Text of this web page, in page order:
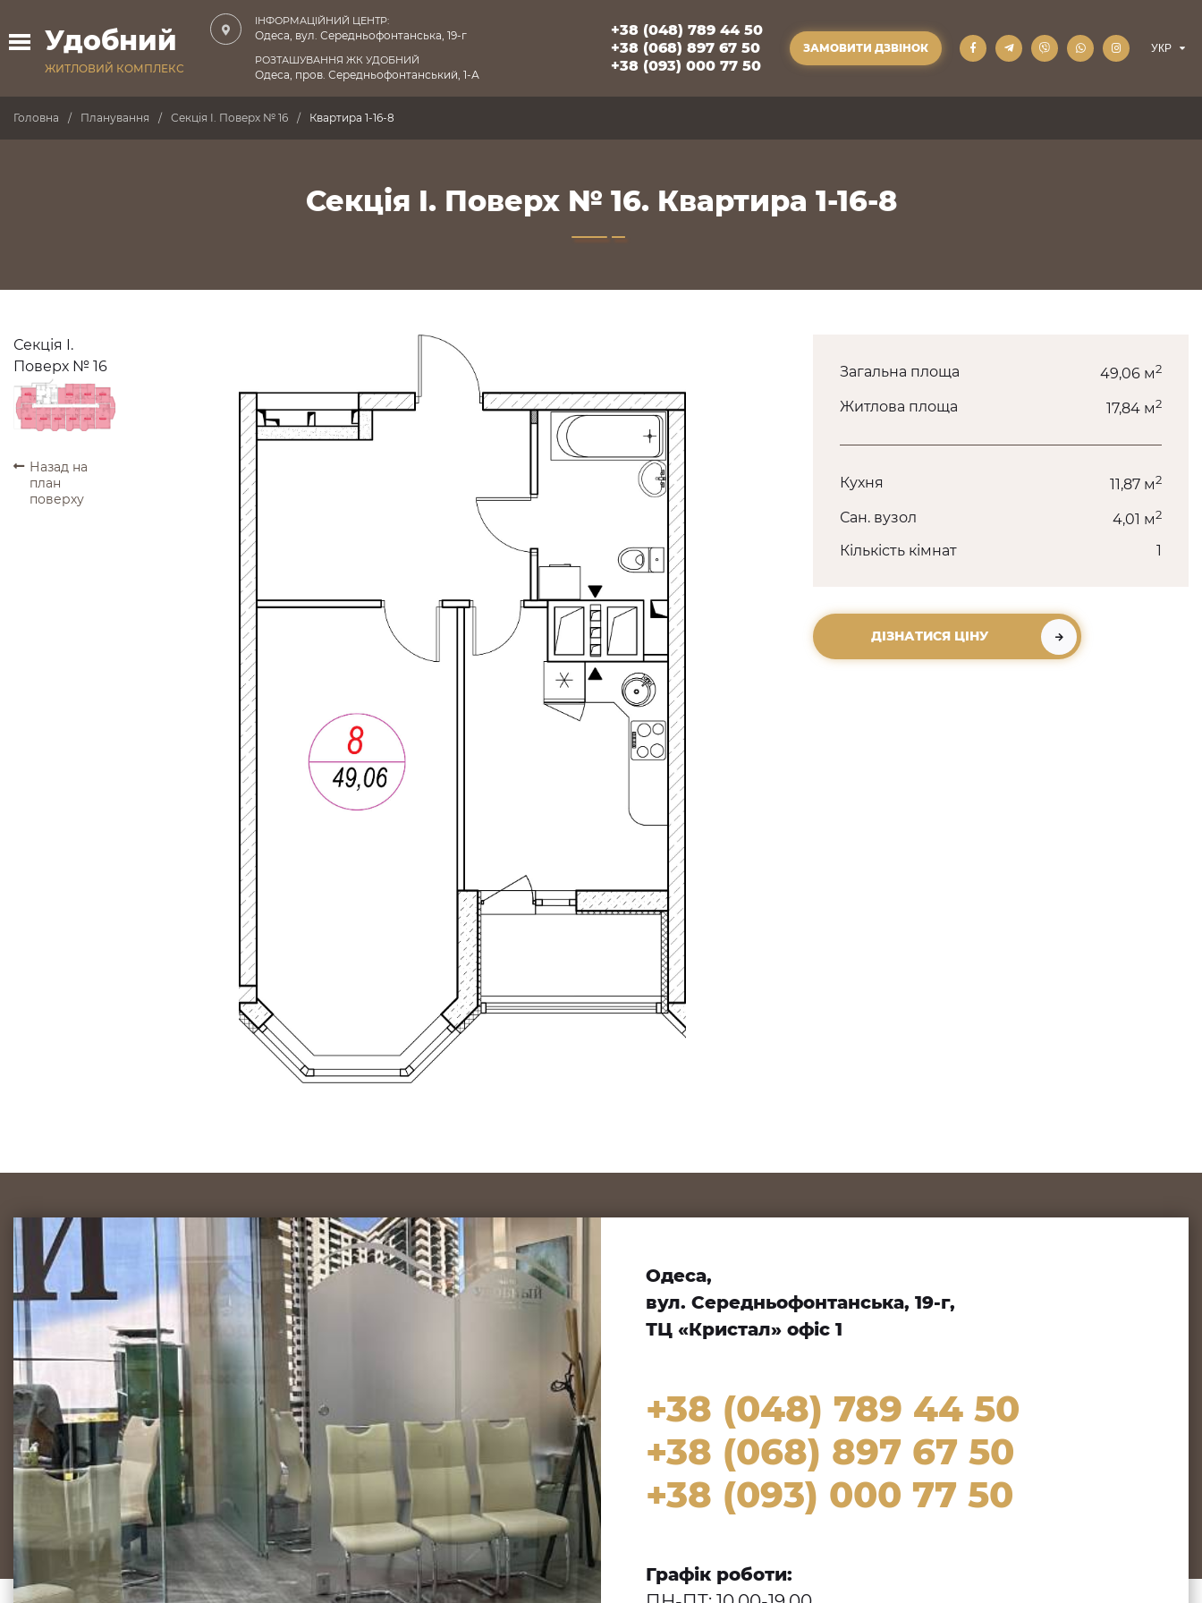
Удобний
ЖИТЛОВИЙ КОМПЛЕКС
ІНФОРМАЦІЙНИЙ ЦЕНТР:
Одеса, вул. Середньофонтанська, 19-г
РОЗТАШУВАННЯ ЖК УДОБНИЙ
Одеса, пров. Середньофонтанський, 1-А
+38 (048) 789 44 50
+38 (068) 897 67 50
+38 (093) 000 77 50
ЗАМОВИТИ ДЗВІНОК
Головна Планування Секція I. Поверх № 16 Квартира 1-16-8
Секція I. Поверх № 16. Квартира 1-16-8
Секція I.
Поверх № 16
ПРОДАНО
ПРОДАНО
ПРОДАНО
ПРОДАНО
ПРОДАНО
ПРОДАНО
Назад на
план
поверху
Загальна площа 49,06 м2
Житлова площа 17,84 м2
Кухня 11,87 м2
Сан. вузол 4,01 м2
Кількість кімнат 1
ДІЗНАТИСЯ ЦІНУ
Одеса,
вул. Середньофонтанська, 19-г,
ТЦ «Кристал» офіс 1
+38 (048) 789 44 50
+38 (068) 897 67 50
+38 (093) 000 77 50
Графік роботи: